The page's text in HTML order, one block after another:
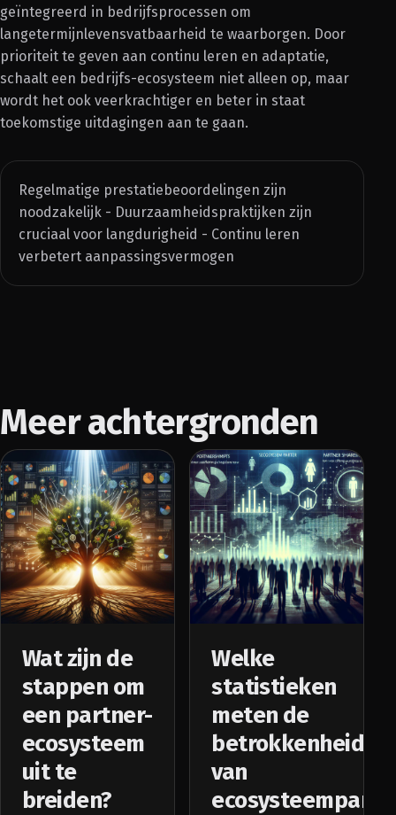
geïntegreerd in bedrijfsprocessen om
langetermijnlevensvatbaarheid te waarborgen. Door
prioriteit te geven aan continu leren en adaptatie,
schaalt een bedrijfs-ecosysteem niet alleen op, maar
wordt het ook veerkrachtiger en beter in staat
toekomstige uitdagingen aan te gaan.
Regelmatige prestatiebeoordelingen zijn
noodzakelijk - Duurzaamheidspraktijken zijn
cruciaal voor langdurigheid - Continu leren
verbetert aanpassingsvermogen
Meer achtergronden
Wat zijn de
stappen om
een partner-
ecosysteem
uit te
breiden?
Welke
statistieken
meten de
betrokkenheid
van